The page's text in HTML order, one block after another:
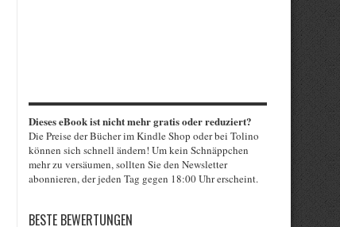
Dieses eBook ist nicht mehr gratis oder reduziert?
Die Preise der Bücher im Kindle Shop oder bei Tolino
können sich schnell ändern! Um kein Schnäppchen
mehr zu versäumen, sollten Sie den Newsletter
abonnieren, der jeden Tag gegen 18:00 Uhr erscheint.
BESTE BEWERTUNGEN